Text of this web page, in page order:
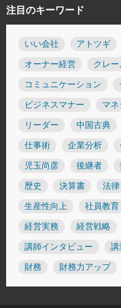
注目のキーワード
いい会社 アトツギ
オーナー経営 クレ
コミュニケーション
ビジネスマナー マネ
リーダー 中国古典
仕事術 企業分析
児玉尚彦 後継者
歴史 決算書 法律
生産性向上 社員教育
経営実務 経営戦略
講師インタビュー 講
財務 財務力アップ